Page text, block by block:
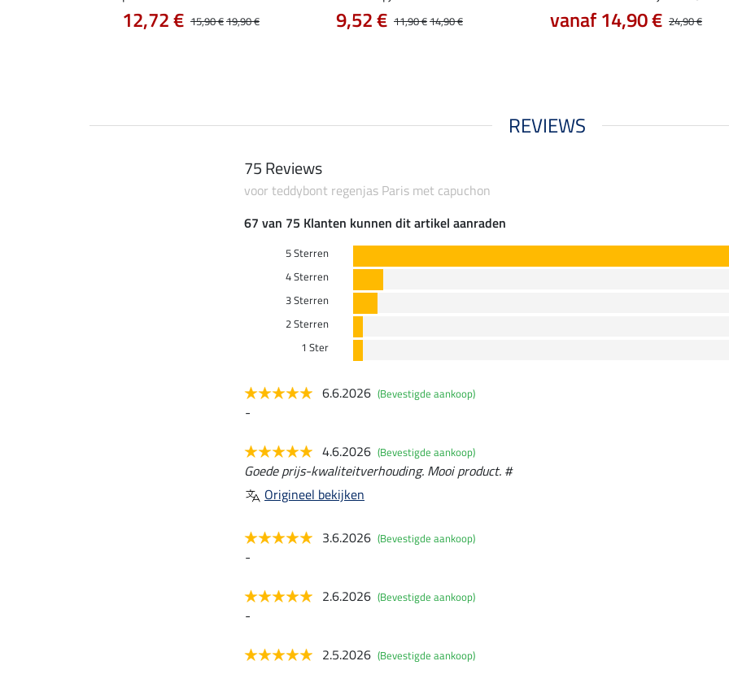
15,90 €19,90 €
12,72 € 11,90 €14,90 €
9,52 € 24,90 €
vanaf 14,90 €
REVIEWS
75 Reviews
voor teddybont regenjas Paris met capuchon
67 van 75 Klanten kunnen dit artikel aanraden
5 Sterren
4 Sterren
3 Sterren
2 Sterren
1 Ster
6.6.2026 (Bevestigde aankoop)
-
4.6.2026 (Bevestigde aankoop)
Goede prijs-kwaliteitverhouding. Mooi product. #
Origineel bekijken
3.6.2026 (Bevestigde aankoop)
-
2.6.2026 (Bevestigde aankoop)
-
2.5.2026 (Bevestigde aankoop)